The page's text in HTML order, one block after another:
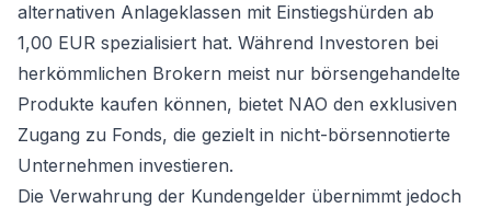
alternativen Anlageklassen mit Einstiegshürden ab
1,00 EUR spezialisiert hat. Während Investoren bei
herkömmlichen Brokern meist nur börsengehandelte
Produkte kaufen können, bietet NAO den exklusiven
Zugang zu Fonds, die gezielt in nicht-börsennotierte
Unternehmen investieren.
Die Verwahrung der Kundengelder übernimmt jedoch